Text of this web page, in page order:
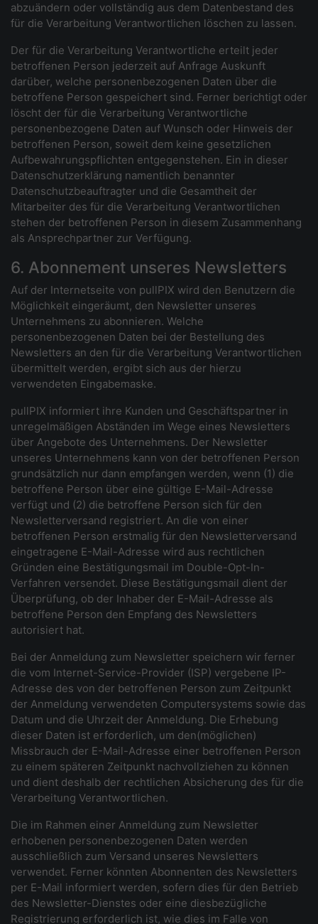
abzuändern oder vollständig aus dem Datenbestand des
für die Verarbeitung Verantwortlichen löschen zu lassen.
Der für die Verarbeitung Verantwortliche erteilt jeder
betroffenen Person jederzeit auf Anfrage Auskunft
darüber, welche personenbezogenen Daten über die
betroffene Person gespeichert sind. Ferner berichtigt oder
löscht der für die Verarbeitung Verantwortliche
personenbezogene Daten auf Wunsch oder Hinweis der
betroffenen Person, soweit dem keine gesetzlichen
Aufbewahrungspflichten entgegenstehen. Ein in dieser
Datenschutzerklärung namentlich benannter
Datenschutzbeauftragter und die Gesamtheit der
Mitarbeiter des für die Verarbeitung Verantwortlichen
stehen der betroffenen Person in diesem Zusammenhang
als Ansprechpartner zur Verfügung.
6. Abonnement unseres Newsletters
Auf der Internetseite von pullPIX wird den Benutzern die
Möglichkeit eingeräumt, den Newsletter unseres
Unternehmens zu abonnieren. Welche
personenbezogenen Daten bei der Bestellung des
Newsletters an den für die Verarbeitung Verantwortlichen
übermittelt werden, ergibt sich aus der hierzu
verwendeten Eingabemaske.
pullPIX informiert ihre Kunden und Geschäftspartner in
unregelmäßigen Abständen im Wege eines Newsletters
über Angebote des Unternehmens. Der Newsletter
unseres Unternehmens kann von der betroffenen Person
grundsätzlich nur dann empfangen werden, wenn (1) die
betroffene Person über eine gültige E-Mail-Adresse
verfügt und (2) die betroffene Person sich für den
Newsletterversand registriert. An die von einer
betroffenen Person erstmalig für den Newsletterversand
eingetragene E-Mail-Adresse wird aus rechtlichen
Gründen eine Bestätigungsmail im Double-Opt-In-
Verfahren versendet. Diese Bestätigungsmail dient der
Überprüfung, ob der Inhaber der E-Mail-Adresse als
betroffene Person den Empfang des Newsletters
autorisiert hat.
Bei der Anmeldung zum Newsletter speichern wir ferner
die vom Internet-Service-Provider (ISP) vergebene IP-
Adresse des von der betroffenen Person zum Zeitpunkt
der Anmeldung verwendeten Computersystems sowie das
Datum und die Uhrzeit der Anmeldung. Die Erhebung
dieser Daten ist erforderlich, um den(möglichen)
Missbrauch der E-Mail-Adresse einer betroffenen Person
zu einem späteren Zeitpunkt nachvollziehen zu können
und dient deshalb der rechtlichen Absicherung des für die
Verarbeitung Verantwortlichen.
Die im Rahmen einer Anmeldung zum Newsletter
erhobenen personenbezogenen Daten werden
ausschließlich zum Versand unseres Newsletters
verwendet. Ferner könnten Abonnenten des Newsletters
per E-Mail informiert werden, sofern dies für den Betrieb
des Newsletter-Dienstes oder eine diesbezügliche
Registrierung erforderlich ist, wie dies im Falle von